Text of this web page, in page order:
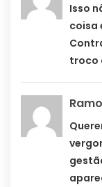
Isso
coisa
troco